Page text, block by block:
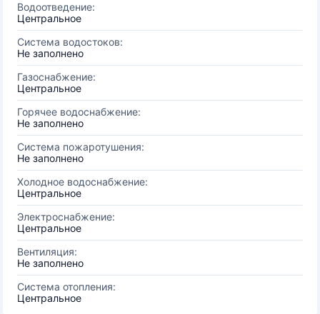
Водоотведение:
Центральное
Система водостоков:
Не заполнено
Газоснабжение:
Центральное
Горячее водоснабжение:
Не заполнено
Система пожаротушения:
Не заполнено
Холодное водоснабжение:
Центральное
Электроснабжение:
Центральное
Вентиляция:
Не заполнено
Система отопления:
Центральное